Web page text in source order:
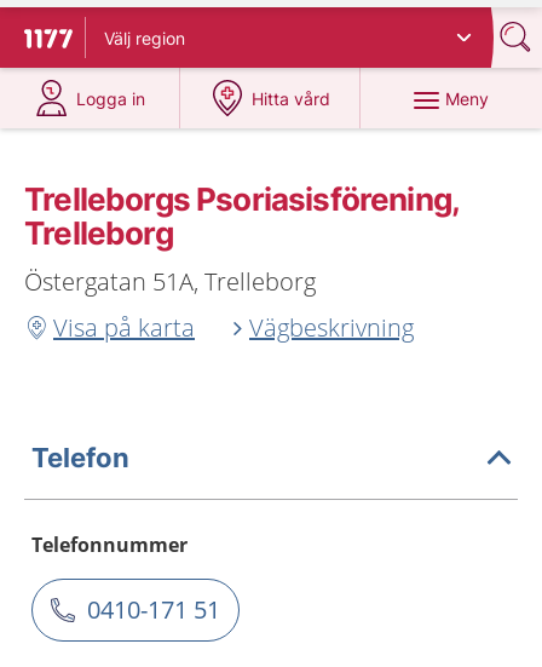
Till startsidan för 1177
Välj region
Logga in
på 1177.se
Hitta vård
på 1177.se
Meny
Trelleborgs Psoriasisförening,
Trelleborg
Östergatan 51A, Trelleborg
Visa på karta
Vägbeskrivning
Telefon
Telefonnummer
0410-171 51